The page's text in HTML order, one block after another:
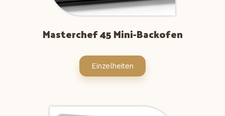
Masterchef 45 Mini-Backofen
Einzelheiten